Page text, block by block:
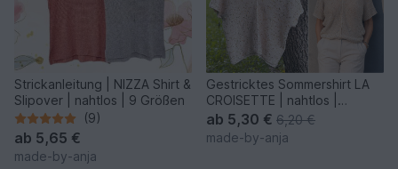
Strickanleitung | NIZZA Shirt &
Slipover | nahtlos | 9 Größen
(9)
ab 5,65 €
made-by-anja
Gestricktes Sommershirt LA
CROISETTE | nahtlos |
besondere Konstruktion
ab 5,30 € 6,20 €
made-by-anja